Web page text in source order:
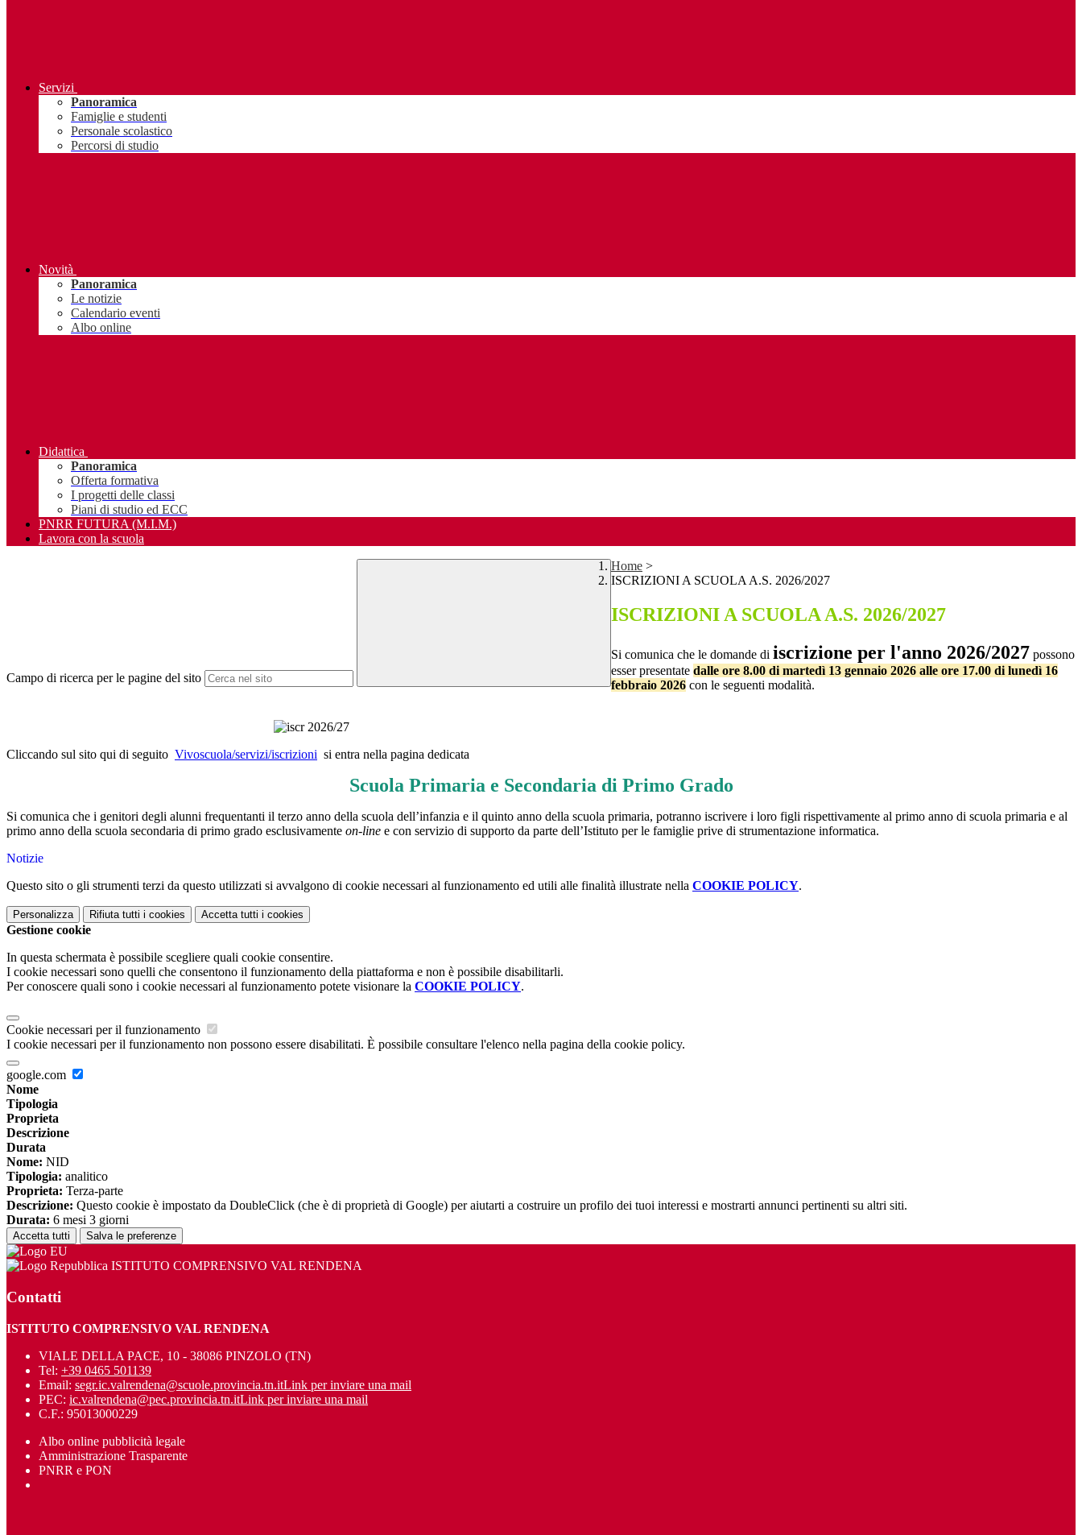
Servizi
Panoramica
Famiglie e studenti
Personale scolastico
Percorsi di studio
Novità
Panoramica
Le notizie
Calendario eventi
Albo online
Didattica
Panoramica
Offerta formativa
I progetti delle classi
Piani di studio ed ECC
PNRR FUTURA (M.I.M.)
Lavora con la scuola
Campo di ricerca per le pagine del sito
Home >
ISCRIZIONI A SCUOLA A.S. 2026/2027
ISCRIZIONI A SCUOLA A.S. 2026/2027
Si comunica che le domande di iscrizione per l'anno 2026/2027 possono
esser presentate dalle ore 8.00 di martedì 13 gennaio 2026 alle ore 17.00 di lunedì 16
febbraio 2026 con le seguenti modalità.
Cliccando sul sito qui di seguito Vivoscuola/servizi/iscrizioni si entra nella pagina dedicata
Scuola Primaria e Secondaria di Primo Grado
Si comunica che i genitori degli alunni frequentanti il terzo anno della scuola dell’infanzia e il quinto anno della scuola primaria, potranno iscrivere i loro figli rispettivamente al primo anno di scuola primaria e al
primo anno della scuola secondaria di primo grado esclusivamente on-line e con servizio di supporto da parte dell’Istituto per le famiglie prive di strumentazione informatica.
Notizie
Questo sito o gli strumenti terzi da questo utilizzati si avvalgono di cookie necessari al funzionamento ed utili alle finalità illustrate nella COOKIE POLICY.
Personalizza Rifiuta tutti i cookies Accetta tutti i cookies
Gestione cookie
In questa schermata è possibile scegliere quali cookie consentire.
I cookie necessari sono quelli che consentono il funzionamento della piattaforma e non è possibile disabilitarli.
Per conoscere quali sono i cookie necessari al funzionamento potete visionare la COOKIE POLICY.
Cookie necessari per il funzionamento
I cookie necessari per il funzionamento non possono essere disabilitati. È possibile consultare l'elenco nella pagina della cookie policy.
google.com
Nome
Tipologia
Proprieta
Descrizione
Durata
Nome: NID
Tipologia: analitico
Proprieta: Terza-parte
Descrizione: Questo cookie è impostato da DoubleClick (che è di proprietà di Google) per aiutarti a costruire un profilo dei tuoi interessi e mostrarti annunci pertinenti su altri siti.
Durata: 6 mesi 3 giorni
Accetta tutti Salva le preferenze
ISTITUTO COMPRENSIVO VAL RENDENA
Contatti
ISTITUTO COMPRENSIVO VAL RENDENA
VIALE DELLA PACE, 10 - 38086 PINZOLO (TN)
Tel: +39 0465 501139
Email: segr.ic.valrendena@scuole.provincia.tn.itLink per inviare una mail
PEC: ic.valrendena@pec.provincia.tn.itLink per inviare una mail
C.F.: 95013000229
Albo online pubblicità legale
Amministrazione Trasparente
PNRR e PON